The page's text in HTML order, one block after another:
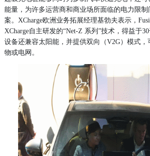
能量，为许多运营商和商业场所面临的电力限
案。XCharge欧洲业务拓展经理基勃夫表示，
XCharge自主研发的“Net-Z 系列”技术，得益于
设备还兼容太阳能，并提供双向（V2G）模式
物或电网。